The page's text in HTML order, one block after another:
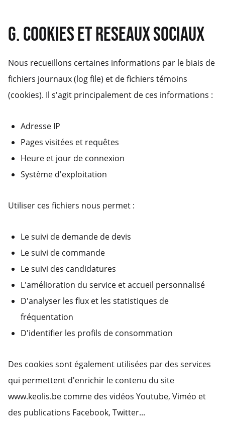
G. COOKIES ET RESEAUX SOCIAUX
Nous recueillons certaines informations par le biais de
fichiers journaux (log file) et de fichiers témoins
(cookies). Il s'agit principalement de ces informations :
Adresse IP
Pages visitées et requêtes
Heure et jour de connexion
Système d'exploitation
Utiliser ces fichiers nous permet :
Le suivi de demande de devis
Le suivi de commande
Le suivi des candidatures
L'amélioration du service et accueil personnalisé
D'analyser les flux et les statistiques de
fréquentation
D'identifier les profils de consommation
Des cookies sont également utilisées par des services
qui permettent d'enrichir le contenu du site
www.keolis.be comme des vidéos Youtube, Viméo et
des publications Facebook, Twitter...